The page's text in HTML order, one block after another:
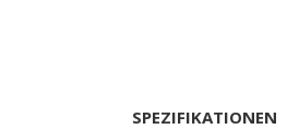
SPEZIFIKATIONEN